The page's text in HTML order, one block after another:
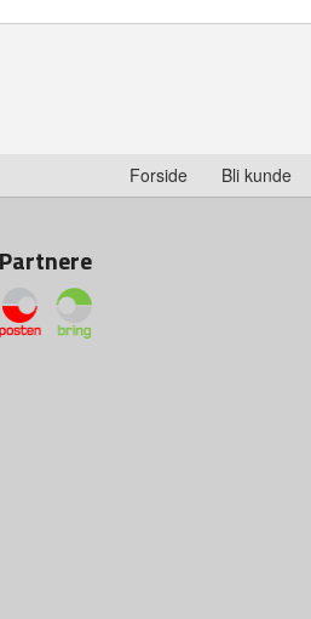
Forside Bli kunde
Partnere